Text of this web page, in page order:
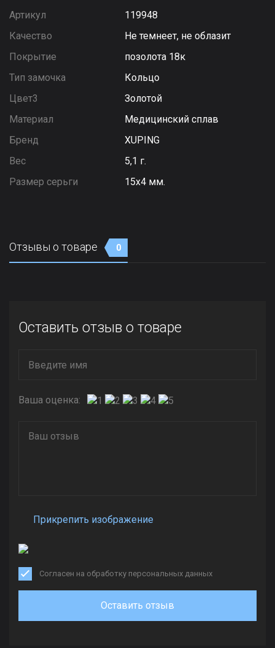
Артикул
119948
Качество
Не темнеет, не облазит
Покрытие
позолота 18к
Тип замочка
Кольцо
Цвет3
Золотой
Материал
Медицинский сплав
Бренд
XUPING
Вес
5,1 г.
Размер серьги
15х4 мм.
Отзывы о товаре 0
Оставить отзыв о товаре
Ваша оценка:
Прикрепить изображение
Согласен на обработку персональных данных
Оставить отзыв